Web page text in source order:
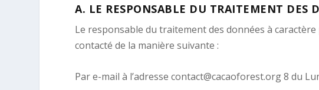
A. LE RESPONSABLE DU TRAITEMENT DES
Le responsable du traitement des données à
contacté de la manière suivante :
Par e-mail à l’adresse contact@cacaoforest.org 8 du